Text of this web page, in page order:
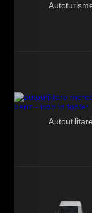
Autoutilitare